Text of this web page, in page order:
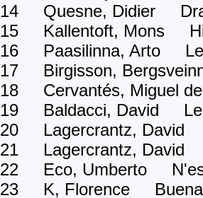
14 Quesne, Didier
15 Kallentoft, Mons
16 Paasilinna, Arto Le
17 Birgisson,
18 Cervantés, Miguel
19 Baldacci, David Le
20 Lagercrantz, David
21 Lagercrantz, David
22 Eco, Umberto
23 K, Florence Buena